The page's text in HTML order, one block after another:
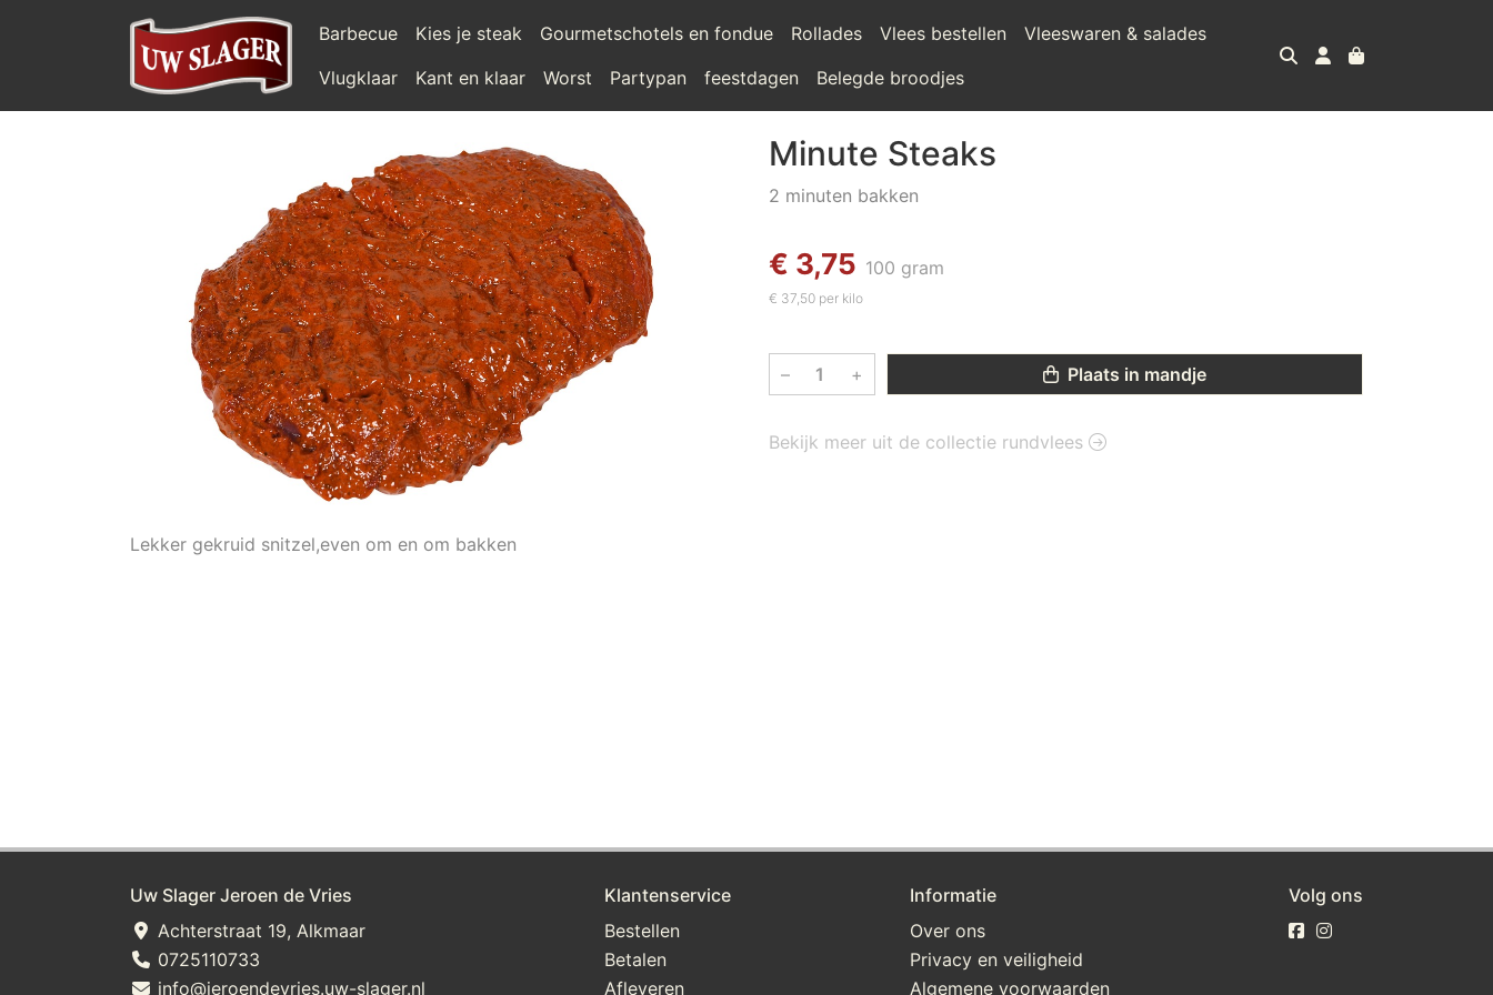
Barbecue Kies je steak Gourmetschotels en fondue Rollades Vlees bestellen
Vleeswaren & salades
Vlugklaar
Kant en klaar Worst Partypan feestdagen Belegde broodjes
Lekker gekruid snitzel,even om en om bakken
Minute Steaks
2 minuten bakken
€ 3,75 100 gram
€ 37,50 per kilo
– + Plaats in mandje
Bekijk meer uit de collectie rundvlees
Uw Slager Jeroen de Vries
Achterstraat 19, Alkmaar
0725110733
info@jeroendevries.uw-slager.nl
Klantenservice
Bestellen
Betalen
Afleveren
Informatie
Over ons
Privacy en veiligheid
Algemene voorwaarden
Volg ons